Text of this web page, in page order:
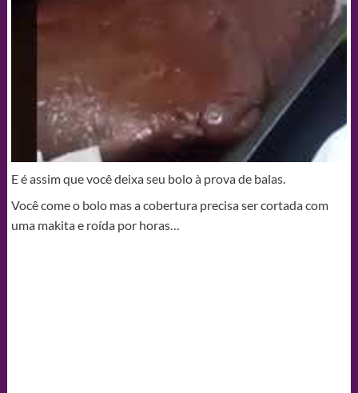
E é assim que você deixa seu bolo à prova de balas.
Você come o bolo mas a cobertura precisa ser cortada com
uma makita e roída por horas…